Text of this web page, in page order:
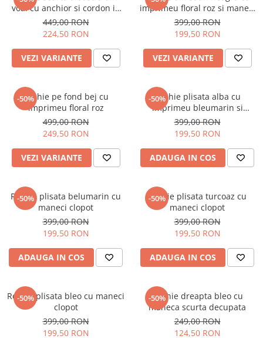
Tricouri si topuri
Rochii de eveniment
voal cu anchior si cordon in
talie
449,00 RON
224,50 RON
VEZI VARIANTE
imprimeu floral roz si maneci
bufante
399,00 RON
199,50 RON
VEZI VARIANTE
-50%
Rochie pe fond bej cu
imprimeu floral roz
499,00 RON
249,50 RON
VEZI VARIANTE
-50%
Rochie plisata alba cu
imprimeu bleumarin si
maneci clopot
399,00 RON
199,50 RON
ADAUGA IN COS
-50%
Rochie plisata belumarin cu
maneci clopot
399,00 RON
199,50 RON
ADAUGA IN COS
-50%
Rochie plisata turcoaz cu
maneci clopot
399,00 RON
199,50 RON
ADAUGA IN COS
-50%
Rochie plisata bleo cu maneci
clopot
399,00 RON
199,50 RON
-50%
Rochie dreapta bleo cu
maneca scurta decupata
249,00 RON
124,50 RON